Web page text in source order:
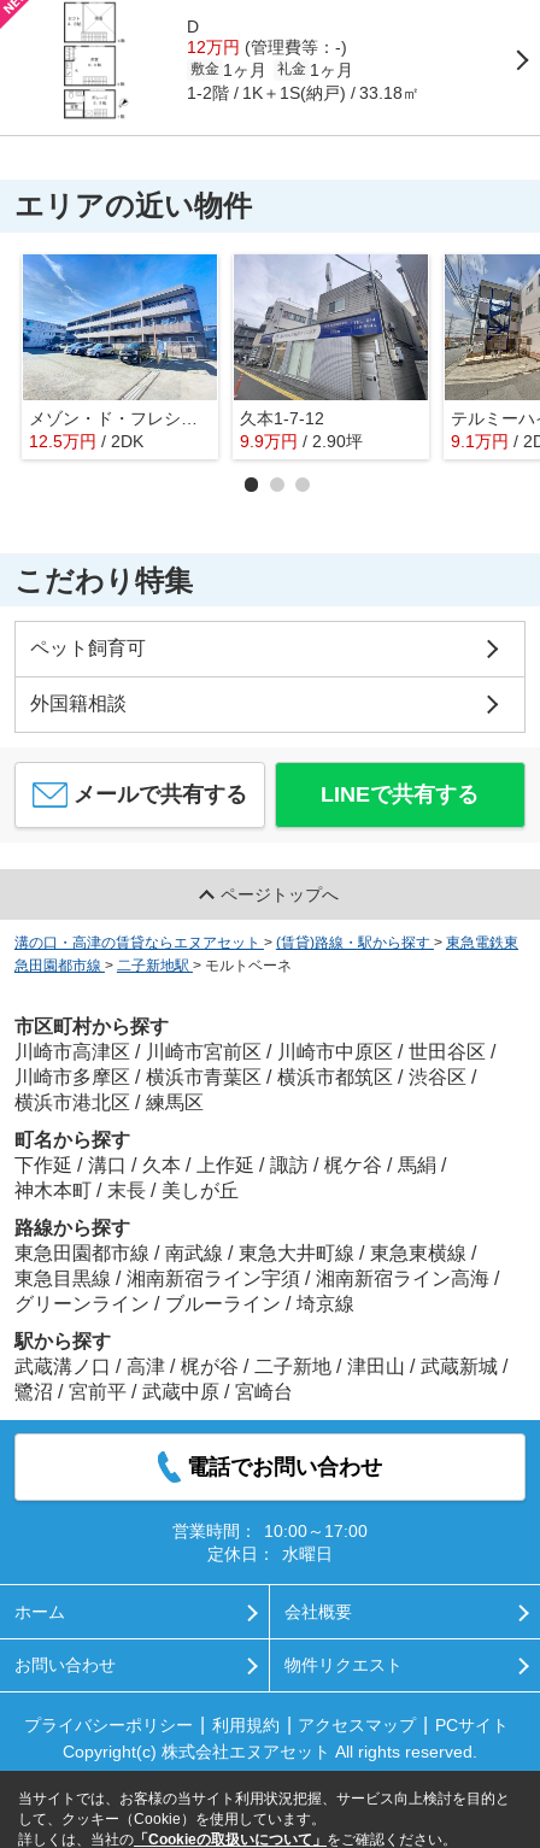
D
12万円 (管理費等：-)
敷金 1ヶ月 礼金 1ヶ月
1-2階 1K＋1S(納戸) 33.18㎡
エリアの近い物件
12.5万円 / 2DK
久本1-7-12
9.9万円 / 2.90坪
テルミーハ
9.1万円 /
こだわり特集
ペット飼育可
外国籍相談
メールで共有する LINEで共有する
ページトップへ
溝の口・高津の賃貸ならエヌアセット > (賃貸)路線・駅から探す > 東急電鉄東
急田園都市線 > 二子新地駅 > モルトベーネ
市区町村から探す
川崎市高津区 / 川崎市宮前区 / 川崎市中原区 / 世田谷区 /
川崎市多摩区 / 横浜市青葉区 / 横浜市都筑区 / 渋谷区 /
横浜市港北区 / 練馬区
町名から探す
下作延 / 溝口 / 久本 / 上作延 / 諏訪 / 梶ケ谷 / 馬絹 /
神木本町 / 末長 / 美しが丘
路線から探す
東急田園都市線 / 南武線 / 東急大井町線 / 東急東横線 /
東急目黒線 / 湘南新宿ライン宇須 / 湘南新宿ライン高海 /
グリーンライン / ブルーライン / 埼京線
駅から探す
武蔵溝ノ口 / 高津 / 梶が谷 / 二子新地 / 津田山 / 武蔵新城 /
鷺沼 / 宮前平 / 武蔵中原 / 宮崎台
電話でお問い合わせ
営業時間：
10:00～17:00
定休日：
水曜日
ホーム 会社概要
お問い合わせ 物件リクエスト
プライバシーポリシー 利用規約 アクセスマップ
PCサイト
Copyright(c) 株式会社エヌアセット All rights reserved.
当サイトでは、お客様の当サイト利用状況把握、サービス向上検討を目的と
して、クッキー（Cookie）を使用しています。
詳しくは、当社の 「Cookieの取扱いについて」 をご確認ください。